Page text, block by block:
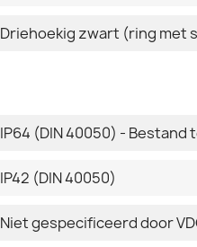
Driehoekig zwart (ring met
IP64 (DIN 40050) -
IP42 (DIN 40050)
Niet gespecificeerd door